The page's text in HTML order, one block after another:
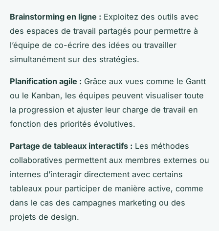
Brainstorming en ligne : Exploitez des outils avec
des espaces de travail partagés pour permettre à
l’équipe de co-écrire des idées ou travailler
simultanément sur des stratégies.
Planification agile : Grâce aux vues comme le Gantt
ou le Kanban, les équipes peuvent visualiser toute
la progression et ajuster leur charge de travail en
fonction des priorités évolutives.
Partage de tableaux interactifs : Les méthodes
collaboratives permettent aux membres externes ou
internes d’interagir directement avec certains
tableaux pour participer de manière active, comme
dans le cas des campagnes marketing ou des
projets de design.